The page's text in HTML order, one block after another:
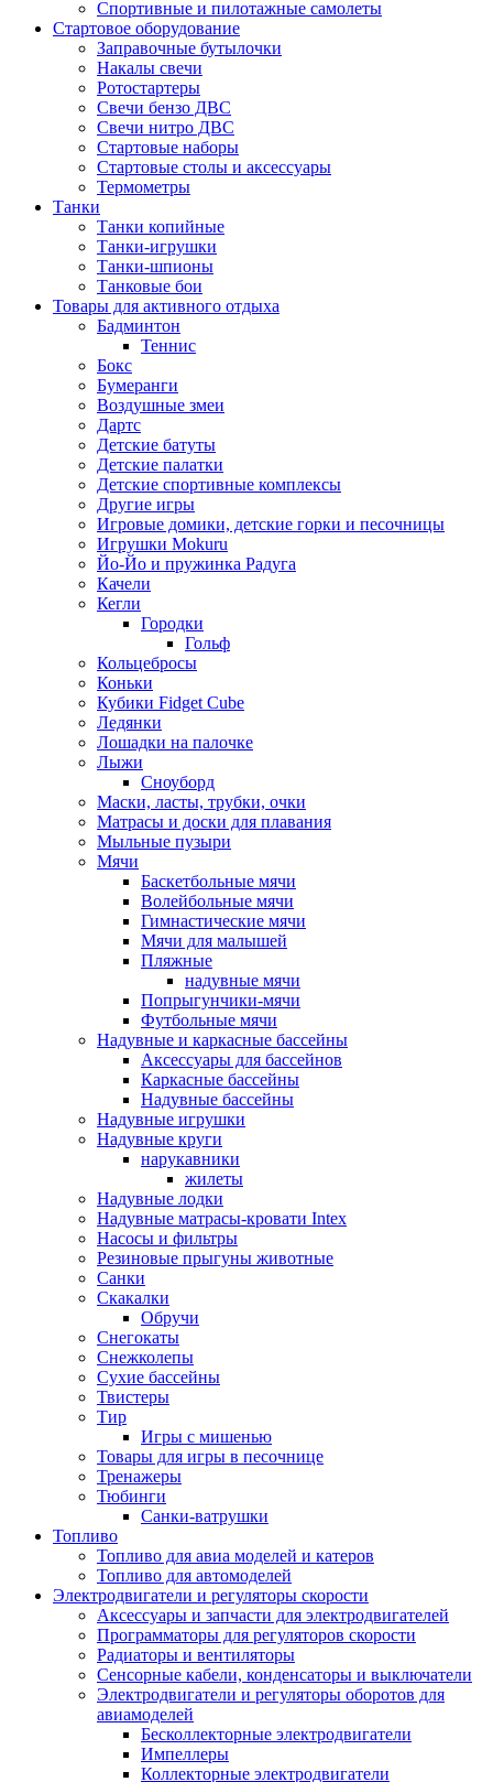
Спортивные и пилотажные самолеты
Стартовое оборудование
Заправочные бутылочки
Накалы свечи
Ротостартеры
Свечи бензо ДВС
Свечи нитро ДВС
Стартовые наборы
Стартовые столы и аксессуары
Термометры
Танки
Танки копийные
Танки-игрушки
Танки-шпионы
Танковые бои
Товары для активного отдыха
Бадминтон
Теннис
Бокс
Бумеранги
Воздушные змеи
Дартс
Детские батуты
Детские палатки
Детские спортивные комплексы
Другие игры
Игровые домики, детские горки и песочницы
Игрушки Mokuru
Йо-Йо и пружинка Радуга
Качели
Кегли
Городки
Гольф
Кольцебросы
Коньки
Кубики Fidget Cube
Ледянки
Лошадки на палочке
Лыжи
Сноуборд
Маски, ласты, трубки, очки
Матрасы и доски для плавания
Мыльные пузыри
Мячи
Баскетбольные мячи
Волейбольные мячи
Гимнастические мячи
Мячи для малышей
Пляжные
надувные мячи
Попрыгунчики-мячи
Футбольные мячи
Надувные и каркасные бассейны
Аксессуары для бассейнов
Каркасные бассейны
Надувные бассейны
Надувные игрушки
Надувные круги
нарукавники
жилеты
Надувные лодки
Надувные матрасы-кровати Intex
Насосы и фильтры
Резиновые прыгуны животные
Санки
Скакалки
Обручи
Снегокаты
Снежколепы
Сухие бассейны
Твистеры
Тир
Игры с мишенью
Товары для игры в песочнице
Тренажеры
Тюбинги
Санки-ватрушки
Топливо
Топливо для авиа моделей и катеров
Топливо для автомоделей
Электродвигатели и регуляторы скорости
Аксессуары и запчасти для электродвигателей
Программаторы для регуляторов скорости
Радиаторы и вентиляторы
Сенсорные кабели, конденсаторы и выключатели
Электродвигатели и регуляторы оборотов для
авиамоделей
Бесколлекторные электродвигатели
Импеллеры
Коллекторные электродвигатели